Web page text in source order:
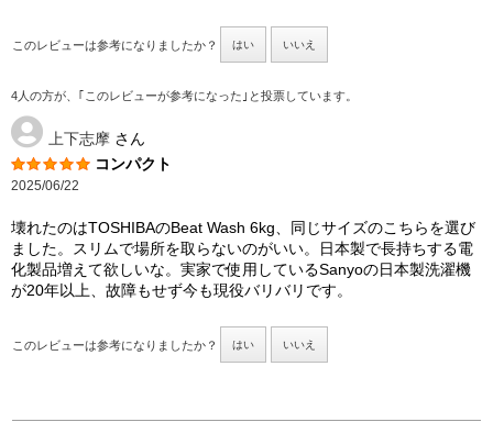
このレビューは参考になりましたか？ はい いいえ
4人の方が、｢このレビューが参考になった｣と投票しています。
上下志摩 さん
コンパクト
2025/06/22
壊れたのはTOSHIBAのBeat Wash 6kg、同じサイズのこちらを選び
ました。スリムで場所を取らないのがいい。日本製で長持ちする電
化製品増えて欲しいな。実家で使用しているSanyoの日本製洗濯機
が20年以上、故障もせず今も現役バリバリです。
このレビューは参考になりましたか？ はい いいえ